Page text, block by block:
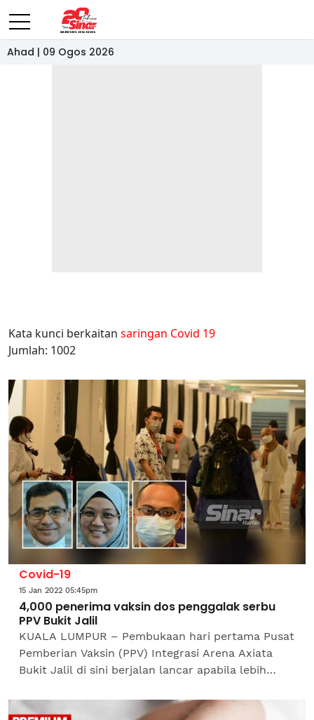
Ahad | 09 Ogos 2026
Kata kunci berkaitan saringan Covid 19
Jumlah: 1002
Covid-19
15 Jan 2022 05:45pm
4,000 penerima vaksin dos penggalak serbu
PPV Bukit Jalil
KUALA LUMPUR – Pembukaan hari pertama Pusat
Pemberian Vaksin (PPV) Integrasi Arena Axiata
Bukit Jalil di sini berjalan lancar apabila lebih
vaksin dos...